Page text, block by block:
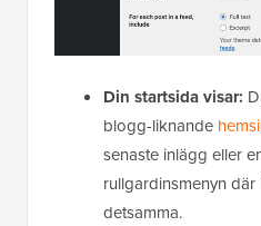
Din startsida visar:
blogg-liknande
senaste inlägg eller
rullgardinsmenyn
detsamma.